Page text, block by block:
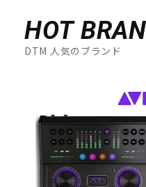
HOT
DTM 人気のブランド